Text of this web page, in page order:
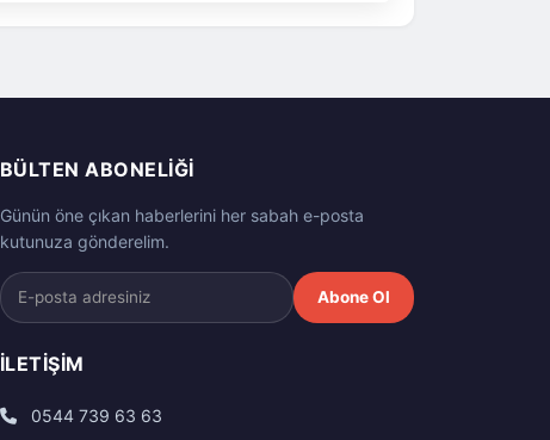
BÜLTEN ABONELIĞI
Günün öne çıkan haberlerini her sabah e-posta
kutunuza gönderelim.
Abone Ol
İLETIŞIM
0544 739 63 63